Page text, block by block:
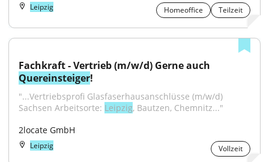
Leipzig Homeoffice Teilzeit
Quereinsteiger!
"...Vertriebsprofi Glasfaserhausanschlüsse (m/w/d)
Sachsen Arbeitsorte: Leipzig, Bautzen, Chemnitz..."
2locate GmbH
Leipzig Vollzeit